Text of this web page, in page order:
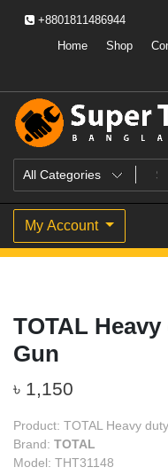
+8801811486944
Home
Shop
Super
Powering Professionals.
My Account
TOTAL
Gun
৳ 1,150
Product: TOTAL Heavy
Brand: TOTAL
Model: THT31148